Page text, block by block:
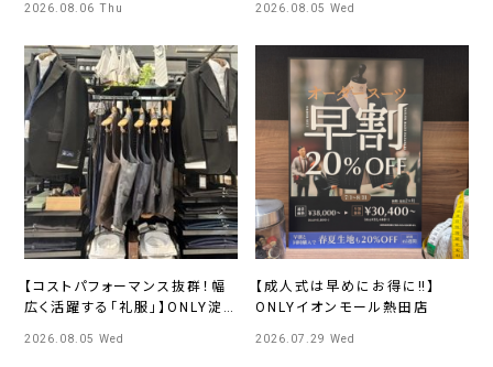
2026.08.06 Thu 2026.08.05 Wed
【コストパフォーマンス抜群！幅
広く活躍する「礼服」】ONLY淀
2026.08.05 Wed
【成人式は早めにお得に‼️】
ONLYイオンモール熱田店
2026.07.29 Wed